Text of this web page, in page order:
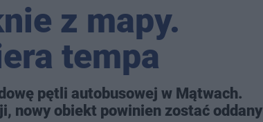
z mapy.
tempa
pętli autobusowej w Mątwach.
nowy obiekt powinien zostać oddany